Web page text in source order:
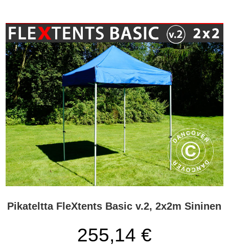
Pikateltta FleXtents Basic v.2, 2x2m Sininen
255,14 €